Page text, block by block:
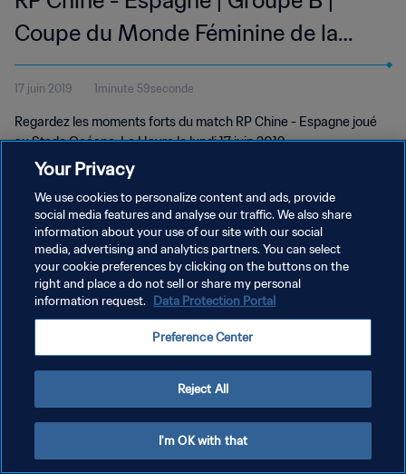
Coupe du Monde Féminine de la
FIFA, France 2019™ | Résumé vidéo
17 juin 2019 1minute 59seconde
Regardez les moments forts du match RP Chine - Espagne joué
au Stade Océane, Le Havre le lundi 17 juin 2019.
POLITIQUE DE CONFIDENTIALITÉ
CONDITIONS D'UTILISATION
GÉRER VOS PRÉFÉRENCES SUR LES COOKIES
Your Privacy
We use cookies to personalize content and ads, provide
social media features and analyse our traffic. We also share
information about your use of our site with our social
media, advertising and analytics partners. You can select
your cookie preferences by clicking on the buttons on the
right and place a do not sell or share my personal
information request. Data Protection Portal
Preference Center
Reject All
I'm OK with that